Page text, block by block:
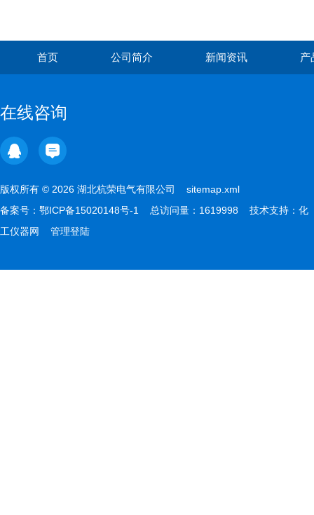
首页 公司简介 新闻资讯 产
在线咨询
版权所有 © 2026 湖北杭荣电气有限公司 sitemap.xml
备案号： 鄂ICP备15020148号-1 总访问量：1619998 技术支持： 化
工仪器网
管理登陆